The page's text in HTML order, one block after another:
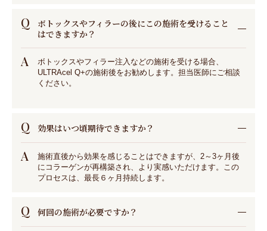
Q
ボトックスやフィラーの後にこの施術を受けること
はできますか？
A
ボトックスやフィラー注入などの施術を受ける場合、
ULTRAcel Q+の施術後をお勧めします。担当医師にご相談
ください。
Q 効果はいつ頃期待できますか？
A
施術直後から効果を感じることはできますが、2～3ヶ月後
にコラーゲンが再構築され、より実感いただけます。この
プロセスは、最長６ヶ月持続します。
Q 何回の施術が必要ですか？